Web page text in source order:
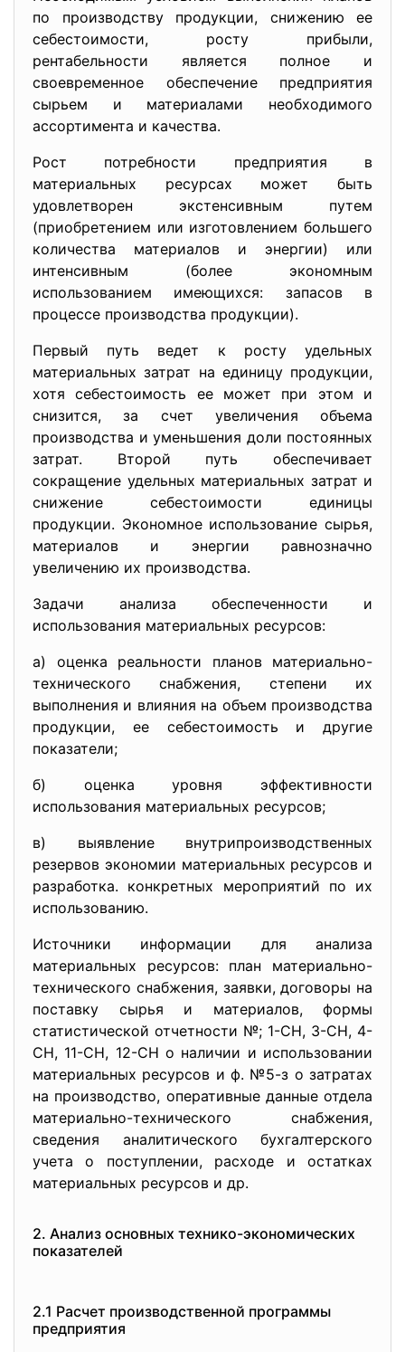
по производству продукции, снижению ее
себестоимости, росту прибыли,
рентабельности является полное и
своевременное обеспечение предприятия
сырьем и материалами необходимого
ассортимента и качества.
Рост потребности предприятия в
материальных ресурсах может быть
удовлетворен экстенсивным путем
(приобретением или изготовлением большего
количества материалов и энергии) или
интенсивным (более экономным
использованием имеющихся: запасов в
процессе производства продукции).
Первый путь ведет к росту удельных
материальных затрат на единицу продукции,
хотя себестоимость ее может при этом и
снизится, за счет увеличения объема
производства и уменьшения доли постоянных
затрат. Второй путь обеспечивает
сокращение удельных материальных затрат и
снижение себестоимости единицы
продукции. Экономное использование сырья,
материалов и энергии равнозначно
увеличению их производства.
Задачи анализа обеспеченности и
использования материальных ресурсов:
а) оценка реальности планов материально-
технического снабжения, степени их
выполнения и влияния на объем производства
продукции, ее себестоимость и другие
показатели;
б) оценка уровня эффективности
использования материальных ресурсов;
в) выявление внутрипроизводственных
резервов экономии материальных ресурсов и
разработка. конкретных мероприятий по их
использованию.
Источники информации для анализа
материальных ресурсов: план материально-
технического снабжения, заявки, договоры на
поставку сырья и материалов, формы
статистической отчетности №; 1-СН, 3-СН, 4-
СН, 11-СН, 12-СН о наличии и использовании
материальных ресурсов и ф. №5-з о затратах
на производство, оперативные данные отдела
материально-технического снабжения,
сведения аналитического бухгалтерского
учета о поступлении, расходе и остатках
материальных ресурсов и др.
2. Анализ основных технико-экономических
показателей
2.1 Расчет производственной программы
предприятия